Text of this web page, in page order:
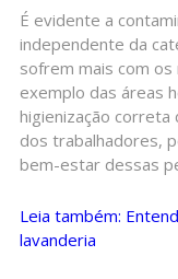
É evidente a
independente da
sofrem mais com
exemplo das áreas
higienização correta
dos trabalhadores,
bem-estar dessas
Leia também:
lavanderia